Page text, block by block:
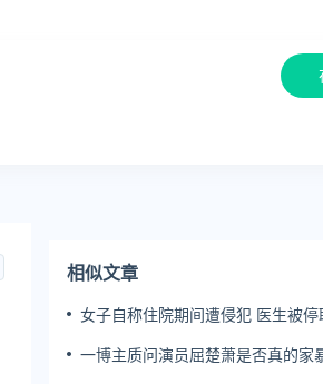
相似文章
女子自称住院期间遭侵犯 医生被停
一博主质问演员屈楚萧是否真的家